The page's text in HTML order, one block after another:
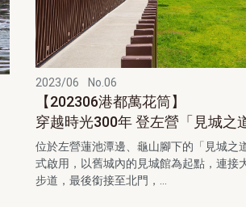
2023/06 No.06
【202306港都萬花筒】
穿越時光300年 登左營「見城之
位於左營蓮池潭邊、龜山腳下的「見城之
式啟用，以舊城內的見城館為起點，連接
步道，最後銜接至北門，...